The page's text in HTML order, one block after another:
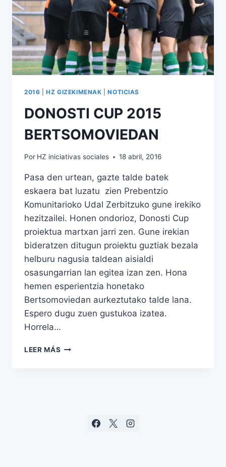
2016 |HZ GIZEKIMENAK |NOTICIAS
DONOSTI CUP 2015
BERTSOMOVIEDAN
Por HZ iniciativas sociales 18 abril, 2016
Pasa den urtean, gazte talde batek
eskaera bat luzatu zien Prebentzio
Komunitarioko Udal Zerbitzuko gune irekiko
hezitzailei. Honen ondorioz, Donosti Cup
proiektua martxan jarri zen. Gune irekian
bideratzen ditugun proiektu guztiak bezala
helburu nagusia taldean aisialdi
osasungarrian lan egitea izan zen. Hona
hemen esperientzia honetako
Bertsomoviedan aurkeztutako talde lana.
Espero dugu zuen gustukoa izatea.
Horrela…
LEER MÁS